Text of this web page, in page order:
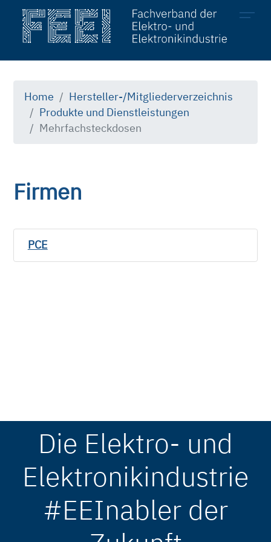
Mitglieder
Hersteller
Produkte & Dienstleistungen
Home
Hersteller-/Mitgliederverzeichnis
Produkte und Dienstleistungen
Mehrfachsteckdosen
Firmen
PCE
Die Elektro- und
Elektronikindustrie
#EEInabler der